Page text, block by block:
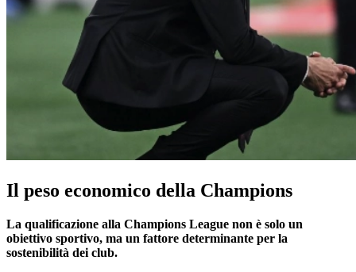
Il peso economico della Champions
La qualificazione alla Champions League non è solo un
obiettivo sportivo, ma un fattore determinante per la
sostenibilità dei club.